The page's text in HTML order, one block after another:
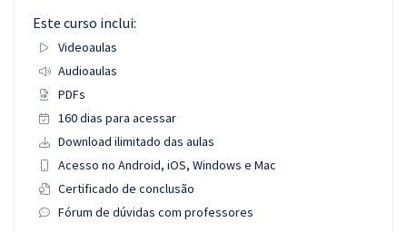
Este curso inclui:
Videoaulas
Audioaulas
PDFs
160 dias para acessar
Download ilimitado das aulas
Acesso no Android, iOS, Windows e Mac
Certificado de conclusão
Fórum de dúvidas com professores